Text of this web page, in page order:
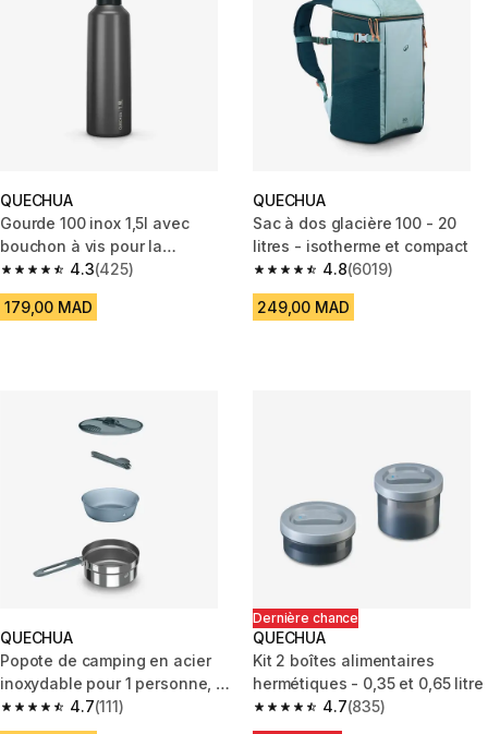
QUECHUA
Gourde 100 inox 1,5l avec
bouchon à vis pour la
randonnée gris
4.3
4.3 out of 5 stars from 425 reviews
(425)
179,00 MAD
QUECHUA
Sac à dos glacière 100 - 20
litres - isotherme et compact
4.8
4.8 out of 5 stars from 6019
(6019)
249,00 MAD
QUECHUA
Popote de camping en acier
inoxydable pour 1 personne, 6
éléments.4.7
4.7 out of 5 stars from 111 reviews
(111)
Dernière chance
QUECHUA
Kit 2 boîtes alimentaires
hermétiques - 0,35 et 0,65 litre
4.7
4.7 out of 5 stars from 835
(835)